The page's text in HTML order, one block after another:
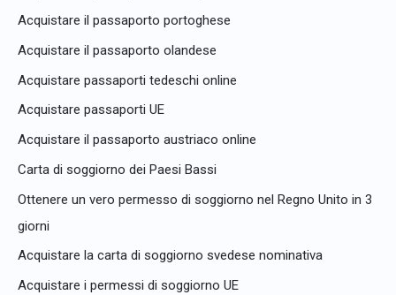
Acquistare il passaporto portoghese
Acquistare il passaporto olandese
Acquistare passaporti tedeschi online
Acquistare passaporti UE
Acquistare il passaporto austriaco online
Carta di soggiorno dei Paesi Bassi
Ottenere un vero permesso di soggiorno nel Regno Unito in 3
giorni
Acquistare la carta di soggiorno svedese nominativa
Acquistare i permessi di soggiorno UE